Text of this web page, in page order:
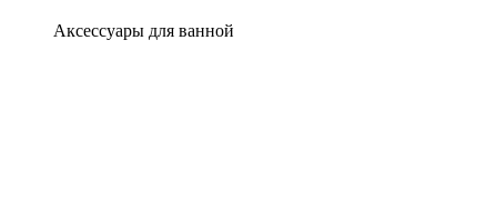
Аксессуары для ванной